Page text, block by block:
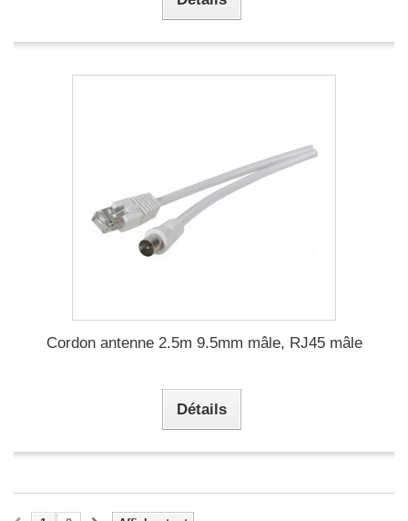
Cordon antenne 2.5m 9.5mm mâle, RJ45 mâle
Détails